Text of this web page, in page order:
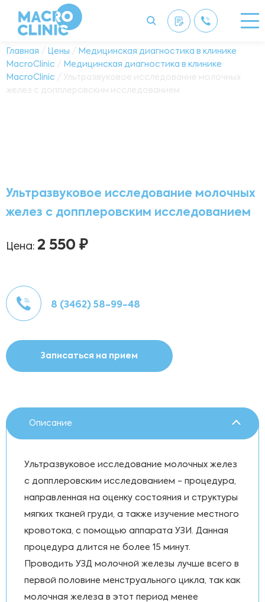
Главная / Цены /
Медицинская диагностика в клинике
MacroClinic /
Медицинская диагностика в клинике
MacroClinic / Ультразвуковое исследование молочных
желез с допплеровским исследованием
Ультразвуковое исследование молочных
желез с допплеровским исследованием
Цена: 2 550 ₽
8 (3462) 58-99-48
Записаться на прием
Описание
Ультразвуковое исследование молочных желез
с допплеровским исследованием - процедура,
направленная на оценку состояния и структуры
мягких тканей груди, а также изучение местного
кровотока, с помощью аппарата УЗИ. Данная
процедура длится не более 15 минут.
Проводить УЗД молочной железы лучше всего в
первой половине менструального цикла, так как
молочная железа в этот период менее